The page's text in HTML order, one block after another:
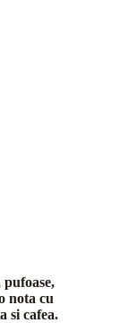
pufoase,
nota cu
si cafea.